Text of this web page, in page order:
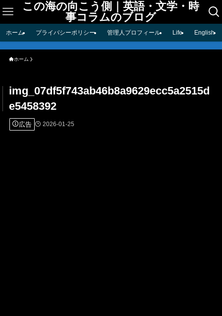
この海の向こう側｜英語・文学・時
事コラムのブログ
ホーム プライバシーポリシー 管理人プロフィール Life English
ホーム
img_07df5f743ab46b8a9629ecc5a2515d
e5458392
広告 2026-01-25